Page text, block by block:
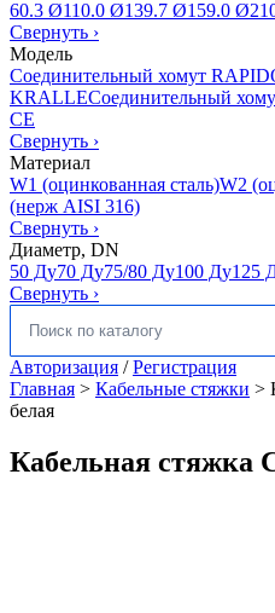
60.3 Ø110.0 Ø139.7 Ø159.0 Ø
Свернуть ›
Модель
Соединительный хомут RAPID
KRALLEСоединительный
CE
Свернуть ›
Материал
W1 (оцинкованная сталь)W2
(нерж AISI 316)
Свернуть ›
Диаметр, DN
50 Ду70 Ду75/80 Ду100 Ду125
Свернуть ›
Искать:
Авторизация /Регистрация
Главная > Кабельные стяжки >
белая
Кабельная стяжка